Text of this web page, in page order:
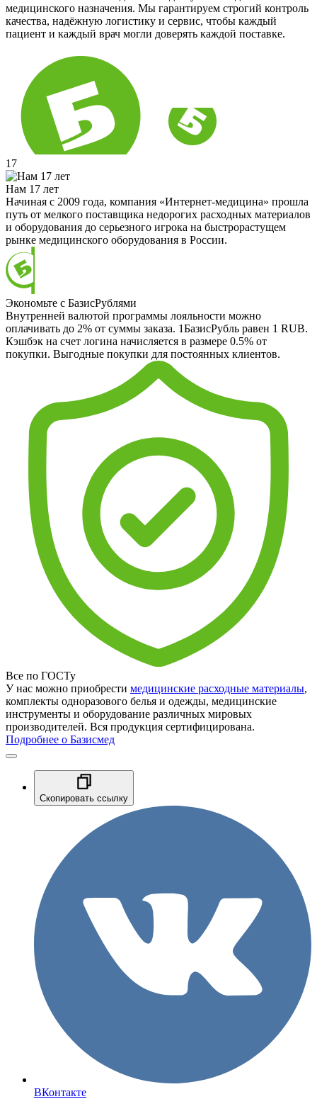
медицинского назначения. Мы гарантируем строгий контроль
качества, надёжную логистику и сервис, чтобы каждый
пациент и каждый врач могли доверять каждой поставке.
17
Нам 17 лет
Начиная с 2009 года, компания «Интернет-медицина» прошла
путь от мелкого поставщика недорогих расходных материалов
и оборудования до серьезного игрока на быстрорастущем
рынке медицинского оборудования в России.
Экономьте с БазисРублями
Внутренней валютой программы лояльности можно
оплачивать до 2% от суммы заказа. 1БазисРубль равен 1 RUB.
Кэшбэк на счет логина начисляется в размере 0.5% от
покупки. Выгодные покупки для постоянных клиентов.
Все по ГОСТу
У нас можно приобрести медицинские расходные материалы,
комплекты одноразового белья и одежды, медицинские
инструменты и оборудование различных мировых
производителей. Вся продукция сертифицирована.
Подробнее о Базисмед
Скопировать ссылку
ВКонтакте